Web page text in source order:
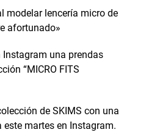
modelar lencería micro de
afortunado»
una prendas
“MICRO FITS
de SKIMS con una
martes en Instagram.